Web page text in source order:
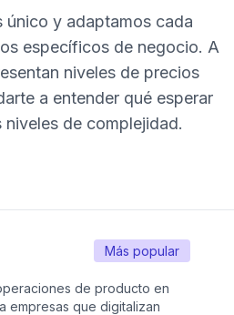
único y adaptamos cada
específicos de negocio. A
niveles de precios
a entender qué esperar
niveles de complejidad.
Más popular
de producto en
empresas que digitalizan